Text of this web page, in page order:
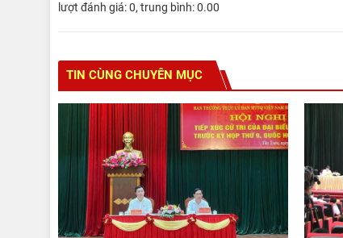
lượt đánh giá:0, trung bình:0.00
TIN CÙNG CHUYÊN MỤC